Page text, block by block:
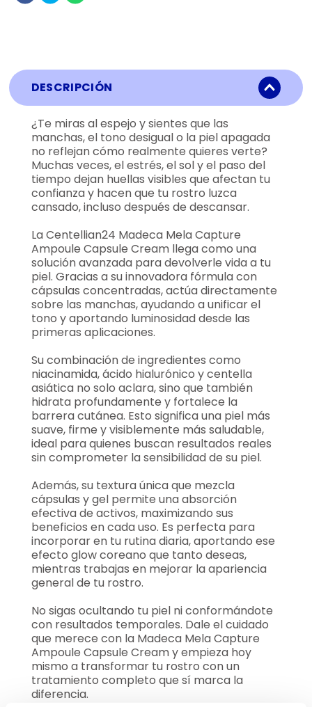
DESCRIPCIÓN
¿Te miras al espejo y sientes que las
manchas, el tono desigual o la piel apagada
no reflejan cómo realmente quieres verte?
Muchas veces, el estrés, el sol y el paso del
tiempo dejan huellas visibles que afectan tu
confianza y hacen que tu rostro luzca
cansado, incluso después de descansar.
La Centellian24 Madeca Mela Capture
Ampoule Capsule Cream llega como una
solución avanzada para devolverle vida a tu
piel. Gracias a su innovadora fórmula con
cápsulas concentradas, actúa directamente
sobre las manchas, ayudando a unificar el
tono y aportando luminosidad desde las
primeras aplicaciones.
Su combinación de ingredientes como
niacinamida, ácido hialurónico y centella
asiática no solo aclara, sino que también
hidrata profundamente y fortalece la
barrera cutánea. Esto significa una piel más
suave, firme y visiblemente más saludable,
ideal para quienes buscan resultados reales
sin comprometer la sensibilidad de su piel.
Además, su textura única que mezcla
cápsulas y gel permite una absorción
efectiva de activos, maximizando sus
beneficios en cada uso. Es perfecta para
incorporar en tu rutina diaria, aportando ese
efecto glow coreano que tanto deseas,
mientras trabajas en mejorar la apariencia
general de tu rostro.
No sigas ocultando tu piel ni conformándote
con resultados temporales. Dale el cuidado
que merece con la Madeca Mela Capture
Ampoule Capsule Cream y empieza hoy
mismo a transformar tu rostro con un
tratamiento completo que sí marca la
diferencia.